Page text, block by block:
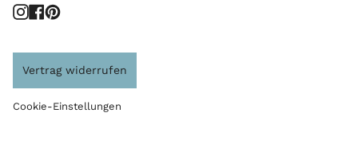
Instagram
Facebook
Pinterest
Vertrag widerrufen
Cookie-Einstellungen